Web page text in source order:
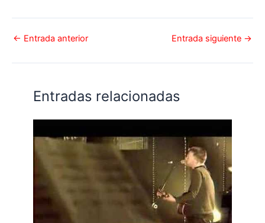
← Entrada anterior Entrada siguiente →
Entradas relacionadas